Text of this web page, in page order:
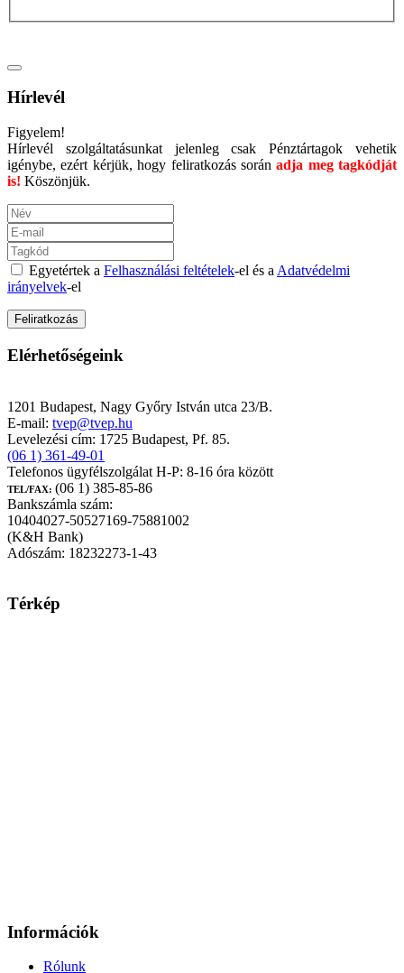
Hírlevél
Figyelem!
Hírlevél szolgáltatásunkat jelenleg csak Pénztártagok vehetik
igénybe, ezért kérjük, hogy feliratkozás során adja meg tagkódját
is! Köszönjük.
Egyetértek a Felhasználási feltételek-el és a Adatvédelmi
irányelvek-el
Elérhetőségeink
1201 Budapest, Nagy Győry István utca 23/B.
E-mail: tvep@tvep.hu
Levelezési cím: 1725 Budapest, Pf. 85.
(06 1) 361-49-01
Telefonos ügyfélszolgálat H-P: 8-16 óra között
TEL/FAX: (06 1) 385-85-86
Bankszámla szám:
10404027-50527169-75881002
(K&H Bank)
Adószám: 18232273-1-43
Térkép
Információk
Rólunk